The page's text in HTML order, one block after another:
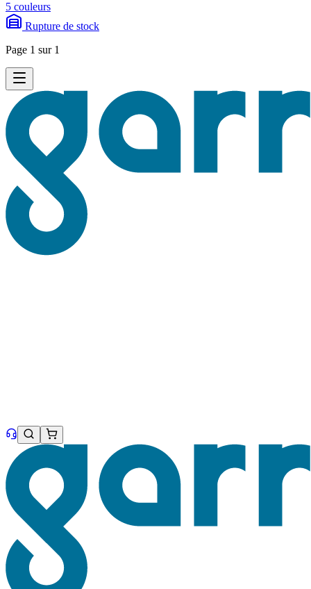
5 couleurs
Rupture de stock
Page 1 sur 1